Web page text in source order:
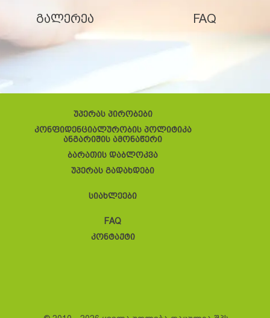
გალერეა FAQ
უპერას პირობები
კონფიდენციალურობის პოლიტიკა
ანგარიშის ამონაწერი
ბარათის დაბლოკვა
უპერას გადახდები
სიახლეები
FAQ
კონტაქტი